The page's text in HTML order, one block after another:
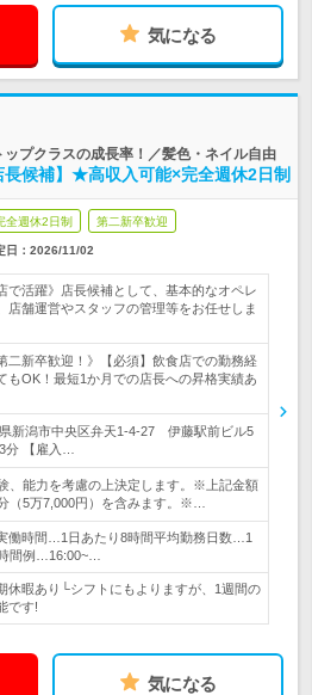
気になる
ップクラスの成長率！／髪色・ネイル自由
候補】★高収入可能×完全週休2日制
全週休2日制 第二新卒歓迎
日： 2026/11/02
で活躍》店長候補として、基本的なオペレ
店舗運営やスタッフの管理等をお任せしま
二新卒歓迎！》【必須】飲食店での勤務経
OK！最短1か月での店長への昇格実績あ
新潟市中央区弁天1-4-27 伊藤駅前ビル5
【雇入…
、能力を考慮の上決定します。※上記金額
（5万7,000円）を含みます。※…
働時間…1日あたり8時間平均勤務日数…1
間例…16:00~…
休暇あり└シフトにもよりますが、1週間の
です!
気になる